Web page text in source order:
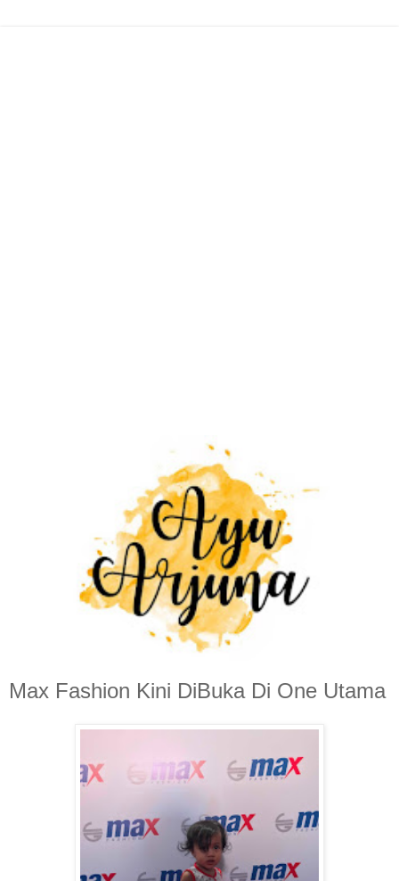
Max Fashion Kini DiBuka Di One Utama